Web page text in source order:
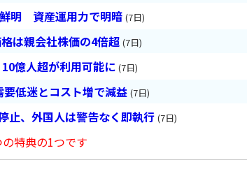
明 資産運用力で明暗 (7日)
は親会社株価の4倍超 (7日)
億人超が利用可能に (7日)
低迷とコスト増で減益 (7日)
止、外国人は警告なく即執行 (7日)
の特典の1つです